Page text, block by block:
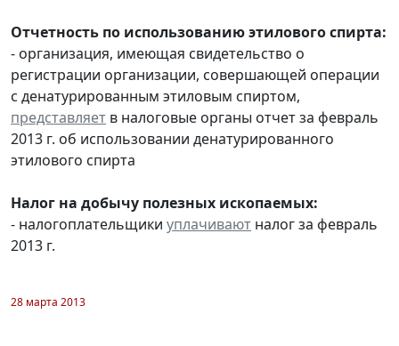
Отчетность по использованию этилового спирта:
- организация, имеющая свидетельство о
регистрации организации, совершающей операции
с денатурированным этиловым спиртом,
представляет в налоговые органы отчет за февраль
2013 г. об использовании денатурированного
этилового спирта
Налог на добычу полезных ископаемых:
- налогоплательщики уплачивают налог за февраль
2013 г.
28 марта 2013